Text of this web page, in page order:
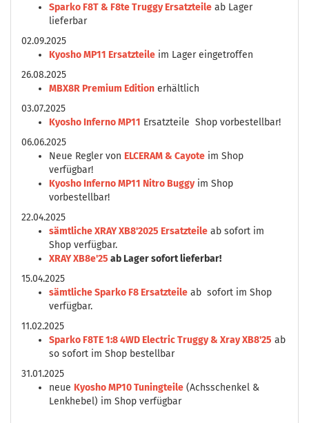
Sparko F8T & F8te Truggy Ersatzteile ab Lager
lieferbar
02.09.2025
Kyosho MP11 Ersatzteile im Lager eingetroffen
26.08.2025
MBX8R Premium Edition erhältlich
03.07.2025
Kyosho Inferno MP11 Ersatzteile Shop vorbestellbar!
06.06.2025
Neue Regler von ELCERAM & Cayote im Shop
verfügbar!
Kyosho Inferno MP11 Nitro Buggyim Shop
vorbestellbar!
22.04.2025
sämtliche XRAY XB8'2025 Ersatzteile ab sofort im
Shop verfügbar.
XRAY XB8e'25 ab Lager sofort lieferbar!
15.04.2025
sämtliche Sparko F8 Ersatzteile ab sofort im Shop
verfügbar.
11.02.2025
Sparko F8TE 1:8 4WD Electric Truggy & Xray XB8'25 ab
so sofort im Shop bestellbar
31.01.2025
neue Kyosho MP10 Tuningteile (Achsschenkel &
Lenkhebel) im Shop verfügbar